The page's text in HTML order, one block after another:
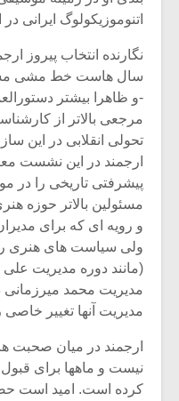
اتنوموزیکولوگ ایرانی
نگارنده انتخاب پیروز
سال هاست خط مشی
-و ظاهرا بیشتر
مرجعی بالاتر از
تحولی انقلابی در این
ارجمند در این نشست
پیشرفتی تاریخی را در
مسئولین بالاتر حوزه
و رویه ای که برای
ولی سیاست های هنری را
(مانند دوره مدیریت
مدیریت محمد
مدیریت آنها تغییر خاصی
ارجمند در میان صحبت
نیست و ماهها برای
کرده است. امید است